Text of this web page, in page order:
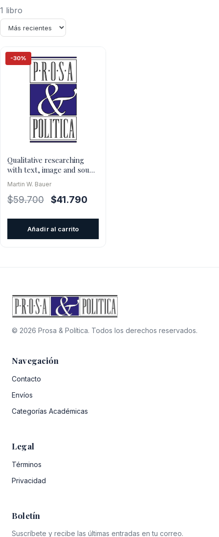
1 libro
-30%
Qualitative researching
with text, image and sound
Martin W. Bauer
$59.700
El
$41.790
Añadir al carrito
© 2026 Prosa & Política. Todos los derechos reservados.
Navegación
Contacto
Envíos
Categorías Académicas
Legal
Términos
Privacidad
Boletín
Suscríbete y recibe las últimas entradas en tu correo.